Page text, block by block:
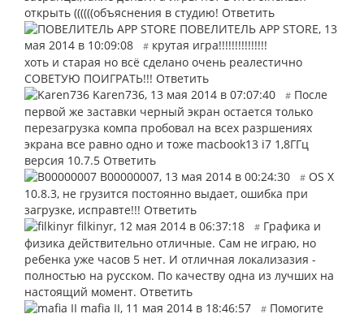
открыть ((((((объяснения в студию! Ответить
ПОВЕЛИТЕЛЬ APP STORE, 13
мая 2014 в 10:09:08
# крутая игра!!!!!!!!!!!!!!!
хоть и старая но всё сделано очень реалестично
СОВЕТУЮ ПОИГРАТЬ!!! Ответить
Karen736, 13 мая 2014 в 07:07:40 # После
первой же заставки черный экран остается только
перезагрузка компа пробовал на всех разршениях
экрана все равно одно и тоже macbook13 i7 1,8ГГц
версия 10.7.5 Ответить
В00000007, 13 мая 2014 в 00:24:30 # OS X
10.8.3, не грузится постоянно выдает, ошибка при
загрузке, исправте!!! Ответить
filkinyr, 12 мая 2014 в 06:37:18 # Графика и
физика действительно отличные. Сам не играю, но
ребенка уже часов 5 нет. И отличная локализазия -
полностью на русском. По качеству одна из лучших на
настоящий момент. Ответить
mafia II, 11 мая 2014 в 18:46:57 # Помогите